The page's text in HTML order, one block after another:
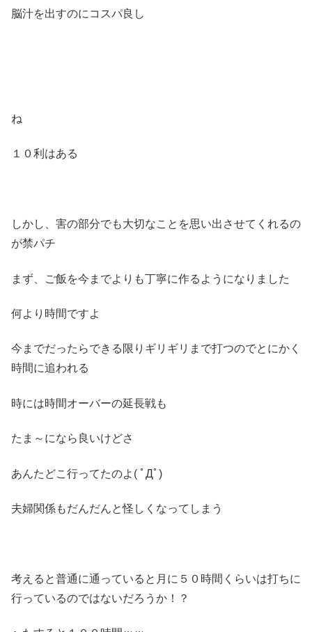
脳汁を出すのにコスパ良し
ね
１０利はある
しかし、害の部分でも大切なことを思い出させてくれるの
が禁パチ
まず、ご飯を今までよりも丁寧に作るようになりました
何より時間ですよ
今までだったらできる限りギリギリまで打つのでとにかく
時間に追われる
時には時間オーバーの延長戦も
たま～になら良いけどさ
あんたどこ行ってたのよ( ﾟДﾟ)
夫婦関係もだんだんと怪しくなってしまう
考えると普通に通っていると月に５０時間くらいは打ちに
行っているのではないだろうか！？